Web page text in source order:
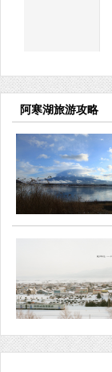
阿寒湖旅游攻略